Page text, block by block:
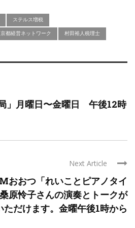
ステルス増税
京都経営ネットワーク 村田裕人税理士
」月曜日〜金曜日 午後12時
Next Article
おつ「れいことピアノタイ
原怜子さんの演奏とトークが
ただけます。金曜午後1時から